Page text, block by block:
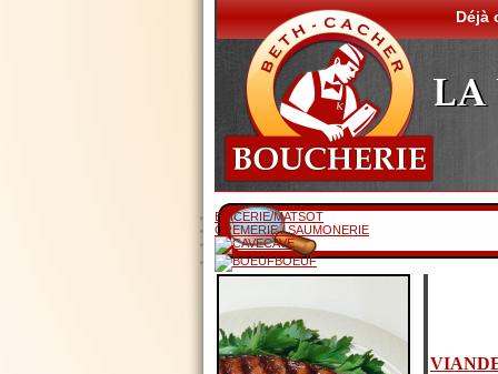
Déjà
EPICERIE/MATSOT
CREMERIE / SAUMONERIE
CAVE
BOEUF